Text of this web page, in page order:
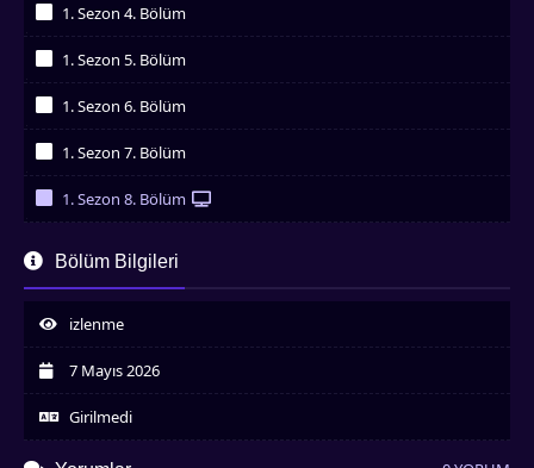
1. Sezon 4. Bölüm
1. Sezon 5. Bölüm
1. Sezon 6. Bölüm
1. Sezon 7. Bölüm
1. Sezon 8. Bölüm
İzledim
Bölüm Bilgileri
izlenme
7 Mayıs 2026
Girilmedi